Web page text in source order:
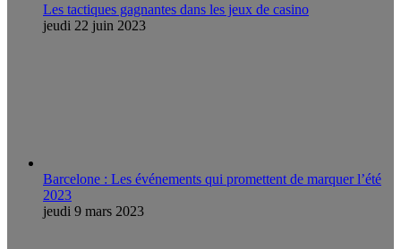
Les tactiques gagnantes dans les jeux de casino
jeudi 22 juin 2023
Barcelone : Les événements qui promettent de marquer l’été
2023
jeudi 9 mars 2023